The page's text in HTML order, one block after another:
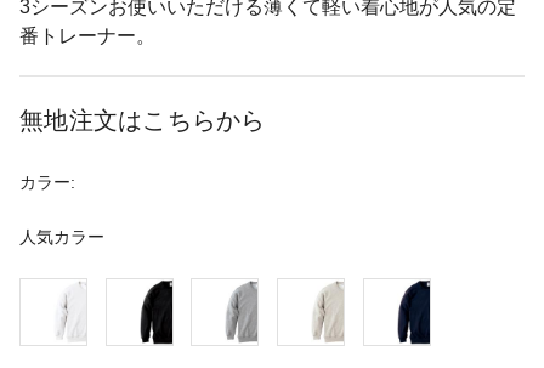
3シーズンお使いいただける薄くて軽い着心地が人気の定
番トレーナー。
無地注文はこちらから
カラー:
人気カラー